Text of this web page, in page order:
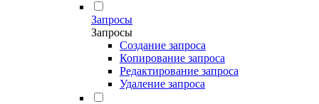
Запросы
Запросы
Создание запроса
Копирование запроса
Редактирование запроса
Удаление запроса